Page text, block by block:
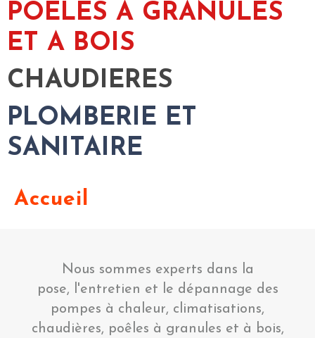
POELES A GRANULES
ET A BOIS
CHAUDIERES
PLOMBERIE ET
SANITAIRE
Accueil
Nous sommes experts dans la
pose, l'entretien et le dépannage des
pompes à chaleur, climatisations,
chaudières, poêles à granules et à bois,